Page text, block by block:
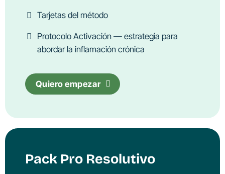
Tarjetas del método
Protocolo Activación — estrategia para
abordar la inflamación crónica
Quiero empezar
Pack Pro Resolutivo